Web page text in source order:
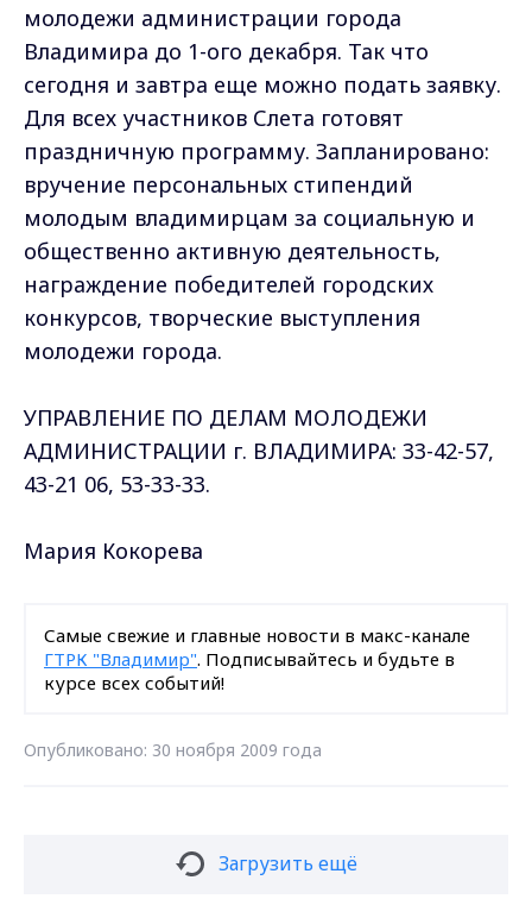
молодежи администрации города
Владимира до 1-ого декабря. Так что
сегодня и завтра еще можно подать заявку.
Для всех участников Слета готовят
праздничную программу. Запланировано:
вручение персональных стипендий
молодым владимирцам за социальную и
общественно активную деятельность,
награждение победителей городских
конкурсов, творческие выступления
молодежи города.
УПРАВЛЕНИЕ ПО ДЕЛАМ МОЛОДЕЖИ
АДМИНИСТРАЦИИ г. ВЛАДИМИРА: 33-42-57,
43-21 06, 53-33-33.
Мария Кокорева
Самые свежие и главные новости в макс-канале
ГТРК "Владимир". Подписывайтесь и будьте в
курсе всех событий!
Опубликовано: 30 ноября 2009 года
Загрузить ещё